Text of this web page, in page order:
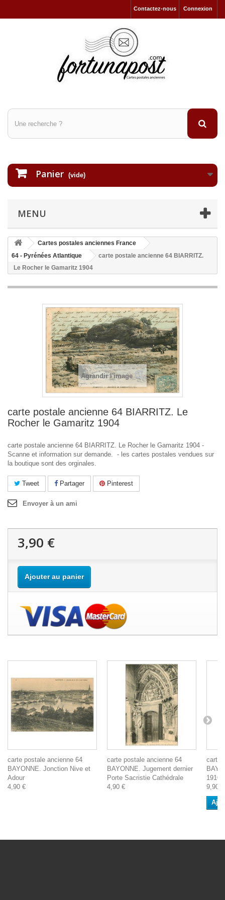
Connexion
Contactez-nous
Panier (vide)
MENU
Cartes postales anciennes France
64 - Pyrénées Atlantique
carte postale ancienne 64 BIARRITZ.
Le Rocher le Gamaritz 1904
Agrandir l'image
carte postale ancienne 64 BIARRITZ. Le
Rocher le Gamaritz 1904
carte postale ancienne 64 BIARRITZ. Le Rocher le Gamaritz 1904 -
Scanne et information sur demande. - les cartes postales vendues sur
la boutique sont des orginales.
Tweet Partager Pinterest
Envoyer à un ami
3,90 €
Ajouter au panier
carte postale ancienne 64
BAYONNE. Jonction Nive et
Adour
4,90 €
carte postale ancienne 64
BAYONNE. Jugement dernier
Porte Sacristie Cathédrale
4,90 €
carte
1910
9,90 €